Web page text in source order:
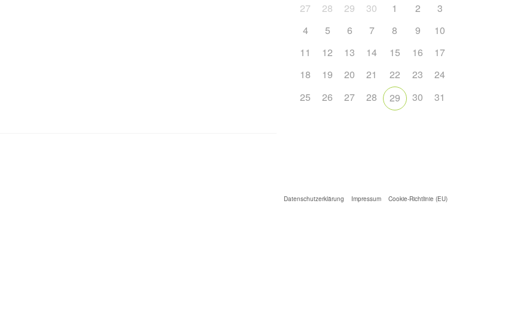
27 28 29 30 1 2
3
4
5 6 7 8 9
10
11
12 13 14 15 16
17
18
19 20 21 22 23
24
25
26 27 28 29 30 31
Datenschutzerklärung Impressum Cookie-Richtlinie (EU)